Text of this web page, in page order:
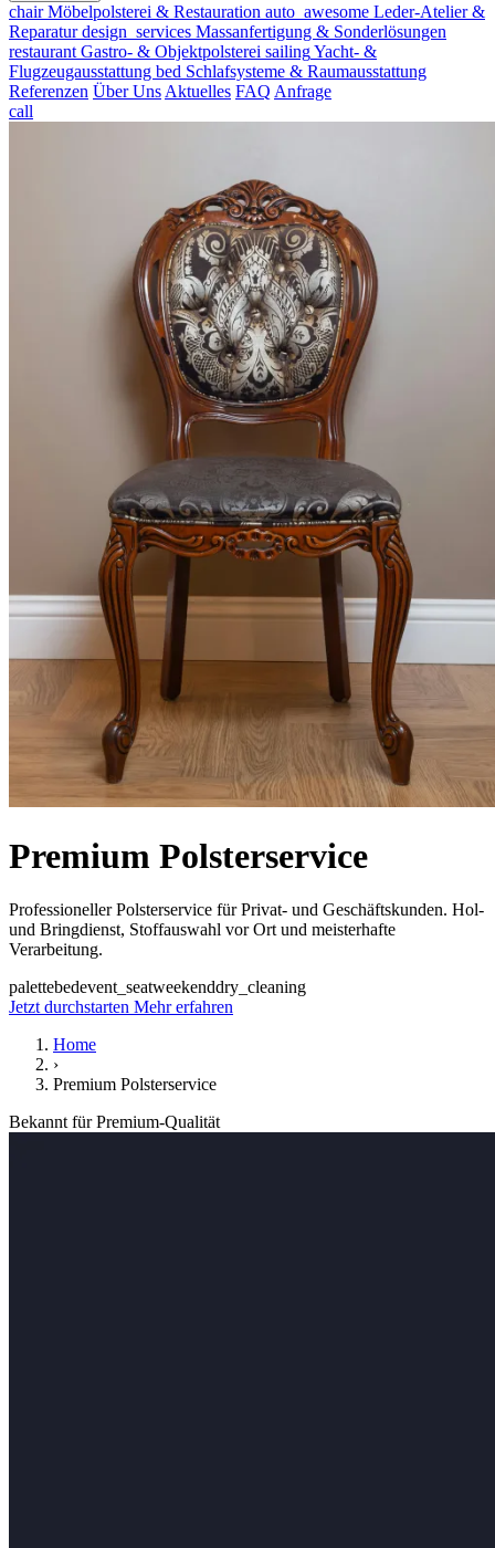
chairMöbelpolsterei & Restauration auto_awesome Leder-Atelier &
Reparaturdesign_services Massanfertigung & Sonderlösungen
restaurant Gastro- & Objektpolsterei sailingYacht- &
Flugzeugausstattung bed Schlafsysteme & Raumausstattung
Referenzen Über Uns Aktuelles FAQ Anfrage
call
Premium Polsterservice
Professioneller Polsterservice für Privat- und Geschäftskunden. Hol-
und Bringdienst, Stoffauswahl vor Ort und meisterhafte
Verarbeitung.
palettebedevent_seatweekenddry_cleaning
Jetzt durchstarten Mehr erfahren
Home
›
Premium Polsterservice
Bekannt für Premium-Qualität